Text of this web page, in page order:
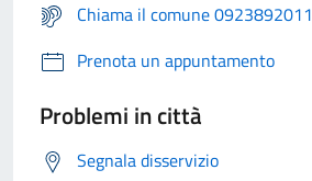
Chiama il comune 0923892011
Prenota un appuntamento
Problemi in città
Segnala disservizio